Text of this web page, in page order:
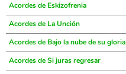
Acordes de Eskizofrenia
Acordes de La Unción
Acordes de Bajo la nube de su gloria
Acordes de Si juras regresar